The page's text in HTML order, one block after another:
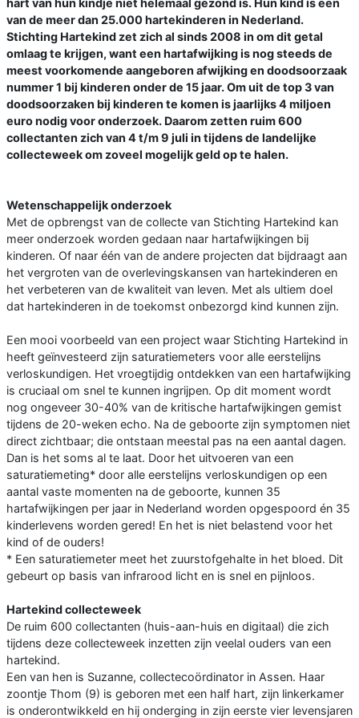
van de meer dan 25.000 hartekinderen in Nederland.
Stichting Hartekind zet zich al sinds 2008 in om dit getal
omlaag te krijgen, want een hartafwijking is nog steeds de
meest voorkomende aangeboren afwijking en doodsoorzaak
nummer 1 bij kinderen onder de 15 jaar. Om uit de top 3 van
doodsoorzaken bij kinderen te komen is jaarlijks 4 miljoen
euro nodig voor onderzoek. Daarom zetten ruim 600
collectanten zich van 4 t/m 9 juli in tijdens de landelijke
collecteweek om zoveel mogelijk geld op te halen.
Wetenschappelijk onderzoek
Met de opbrengst van de collecte van Stichting Hartekind kan
meer onderzoek worden gedaan naar hartafwijkingen bij
kinderen. Of naar één van de andere projecten dat bijdraagt aan
het vergroten van de overlevingskansen van hartekinderen en
het verbeteren van de kwaliteit van leven. Met als ultiem doel
dat hartekinderen in de toekomst onbezorgd kind kunnen zijn.
Een mooi voorbeeld van een project waar Stichting Hartekind in
heeft geïnvesteerd zijn saturatiemeters voor alle eerstelijns
verloskundigen. Het vroegtijdig ontdekken van een hartafwijking
is cruciaal om snel te kunnen ingrijpen. Op dit moment wordt
nog ongeveer 30-40% van de kritische hartafwijkingen gemist
tijdens de 20-weken echo. Na de geboorte zijn symptomen niet
direct zichtbaar; die ontstaan meestal pas na een aantal dagen.
Dan is het soms al te laat. Door het uitvoeren van een
saturatiemeting* door alle eerstelijns verloskundigen op een
aantal vaste momenten na de geboorte, kunnen 35
hartafwijkingen per jaar in Nederland worden opgespoord én 35
kinderlevens worden gered! En het is niet belastend voor het
kind of de ouders!
* Een saturatiemeter meet het zuurstofgehalte in het bloed. Dit
gebeurt op basis van infrarood licht en is snel en pijnloos.
Hartekind collecteweek
De ruim 600 collectanten (huis-aan-huis en digitaal) die zich
tijdens deze collecteweek inzetten zijn veelal ouders van een
hartekind.
Een van hen is Suzanne, collectecoördinator in Assen. Haar
zoontje Thom (9) is geboren met een half hart, zijn linkerkamer
is onderontwikkeld en hij onderging in zijn eerste vier levensjaren